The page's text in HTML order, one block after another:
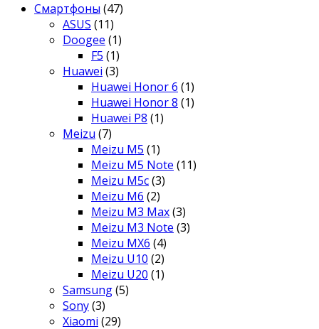
Смартфоны (47)
ASUS (11)
Doogee (1)
F5 (1)
Huawei (3)
Huawei Honor 6 (1)
Huawei Honor 8 (1)
Huawei P8 (1)
Meizu (7)
Meizu M5 (1)
Meizu M5 Note (11)
Meizu M5c(3)
Meizu M6 (2)
Meizu M3 Max(3)
Meizu M3 Note (3)
Meizu MX6 (4)
Meizu U10 (2)
Meizu U20 (1)
Samsung(5)
Sony(3)
Xiaomi (29)